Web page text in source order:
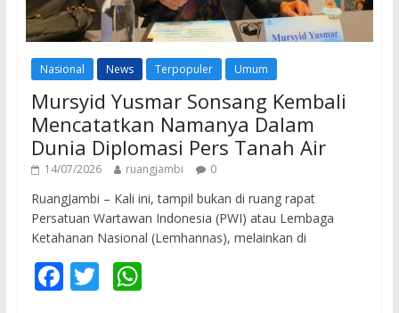
Nasional News Terpopuler Umum
Mursyid Yusmar Sonsang Kembali
Mencatatkan Namanya Dalam
Dunia Diplomasi Pers Tanah Air
14/07/2026 ruangjambi 0
RuangJambi – Kali ini, tampil bukan di ruang rapat
Persatuan Wartawan Indonesia (PWI) atau Lembaga
Ketahanan Nasional (Lemhannas), melainkan di
F T W